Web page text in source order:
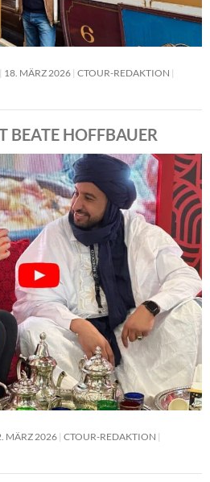
18. MÄRZ 2026 CTOUR-REDAKTION
BEATE HOFFBAUER
MÄRZ 2026 CTOUR-REDAKTION